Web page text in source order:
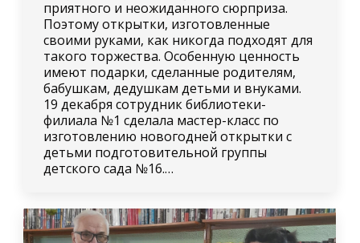
приятного и неожиданного сюрприза.
Поэтому открытки, изготовленные
своими руками, как никогда подходят для
такого торжества. Особенную ценность
имеют подарки, сделанные родителям,
бабушкам, дедушкам детьми и внуками.
19 декабря сотрудник библиотеки-
филиала №1 сделала мастер-класс по
изготовлению новогодней открытки с
детьми подготовительной группы
детского сада №16.…